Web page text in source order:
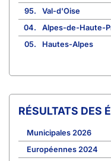
95.
Val-d'Oise
04.
Alpes-de-Haute-
05.
Hautes-Alpes
RÉSULTATS DES
Municipales 2026
Européennes 2024